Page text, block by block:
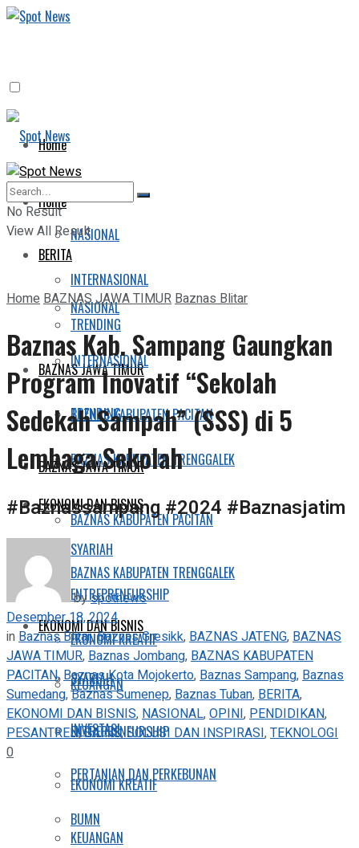
Home
BERITA
NASIONAL
INTERNASIONAL
TRENDING
BAZNAS JAWA TIMUR
BAZNAS KABUPATEN PACITAN
BAZNAS KABUPATEN TRENGGALEK
EKONOMI DAN BISNIS
SYARIAH
ENTREPRENEURSHIP
EKONOMI KREATIF
KEUANGAN
INVESTASI
PERTANIAN DAN PERKEBUNAN
BUMN
Home
BERITA
NASIONAL
INTERNASIONAL
TRENDING
BAZNAS JAWA TIMUR
BAZNAS KABUPATEN PACITAN
BAZNAS KABUPATEN TRENGGALEK
EKONOMI DAN BISNIS
SYARIAH
ENTREPRENEURSHIP
EKONOMI KREATIF
KEUANGAN
No Result
View All Result
HomeBAZNAS JAWA TIMURBaznas Blitar
Baznas Kab. Sampang Gaungkan
Program Inovatif “Sekolah
Sedekah Sampah” (SSS) di 5
Lembaga Sekolah
#Baznassampang #2024 #Baznasjatim
byspotnews
Desember 18, 2024
in Baznas Blitar,Baznas Gresikk, BAZNAS JATENG, BAZNAS
JAWA TIMUR, Baznas Jombang, BAZNAS KABUPATEN
PACITAN,Baznas Kota Mojokerto, Baznas Sampang, Baznas
Sumedang,Baznas Sumenep, Baznas Tuban, BERITA,
EKONOMI DAN BISNIS, NASIONAL,OPINI, PENDIDIKAN,
PESANTREN,SAINS,SOLUSI DAN INSPIRASI,TEKNOLOGI
0